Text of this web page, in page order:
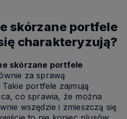
skórzane portfele
charakteryzują?
skórzane portfele
za sprawą
portfele zajmują
co sprawia, że można
wszędzie i zmieszczą się